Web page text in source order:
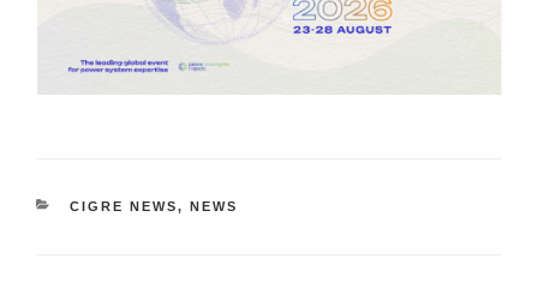
CATEGORIES
CIGRE NEWS, NEWS